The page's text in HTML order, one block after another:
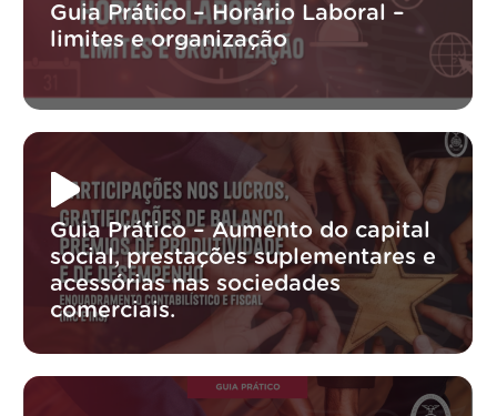
Guia Prático – Horário Laboral –
limites e organização
Guia Prático – Aumento do capital
social, prestações suplementares e
acessórias nas sociedades
comerciais.